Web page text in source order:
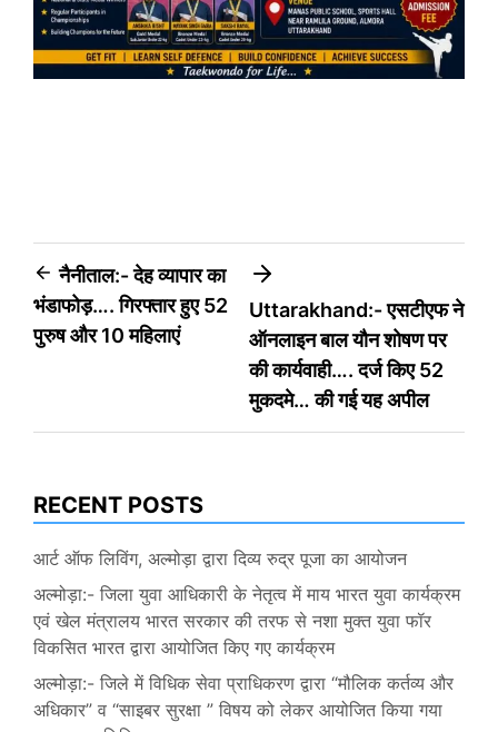
Post
navigation
नैनीताल:- देह व्यापार का
भंडाफोड़…. गिरफ्तार हुए 52
पुरुष और 10 महिलाएं
Uttarakhand:- एसटीएफ ने
ऑनलाइन बाल यौन शोषण पर
की कार्यवाही…. दर्ज किए 52
मुकदमे… की गई यह अपील
RECENT POSTS
आर्ट ऑफ लिविंग, अल्मोड़ा द्वारा दिव्य रुद्र पूजा का आयोजन
अल्मोड़ा:- जिला युवा आधिकारी के नेतृत्व में माय भारत युवा कार्यक्रम
एवं खेल मंत्रालय भारत सरकार की तरफ से नशा मुक्त युवा फॉर
विकसित भारत द्वारा आयोजित किए गए कार्यक्रम
अल्मोड़ा:- जिले में विधिक सेवा प्राधिकरण द्वारा “मौलिक कर्तव्य और
अधिकार” व “साइबर सुरक्षा ” विषय को लेकर आयोजित किया गया